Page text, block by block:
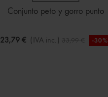
Conjunto peto y gorro punto
23,79 € (IVA inc.) 33,99 € -30%